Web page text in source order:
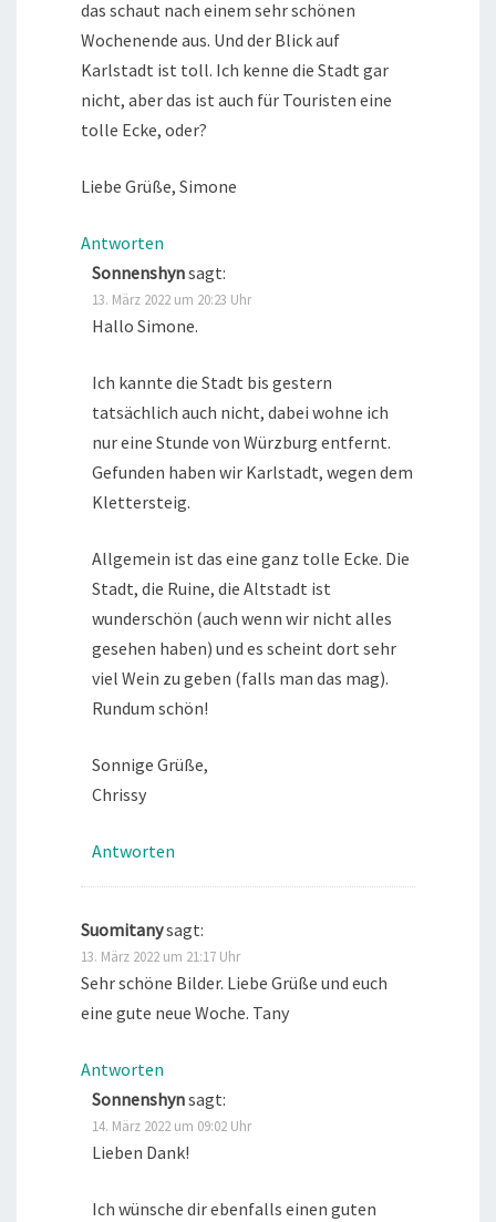
das schaut nach einem sehr schönen
Wochenende aus. Und der Blick auf
Karlstadt ist toll. Ich kenne die Stadt gar
nicht, aber das ist auch für Touristen eine
tolle Ecke, oder?
Liebe Grüße, Simone
Antworten
Sonnenshynsagt:
13. März 2022 um 20:23 Uhr
Hallo Simone.
Ich kannte die Stadt bis gestern
tatsächlich auch nicht, dabei wohne ich
nur eine Stunde von Würzburg entfernt.
Gefunden haben wir Karlstadt, wegen dem
Klettersteig.
Allgemein ist das eine ganz tolle Ecke. Die
Stadt, die Ruine, die Altstadt ist
wunderschön (auch wenn wir nicht alles
gesehen haben) und es scheint dort sehr
viel Wein zu geben (falls man das mag).
Rundum schön!
Sonnige Grüße,
Chrissy
Antworten
Suomitanysagt:
13. März 2022 um 21:17 Uhr
Sehr schöne Bilder. Liebe Grüße und euch
eine gute neue Woche. Tany
Antworten
Sonnenshynsagt:
14. März 2022 um 09:02 Uhr
Lieben Dank!
Ich wünsche dir ebenfalls einen guten